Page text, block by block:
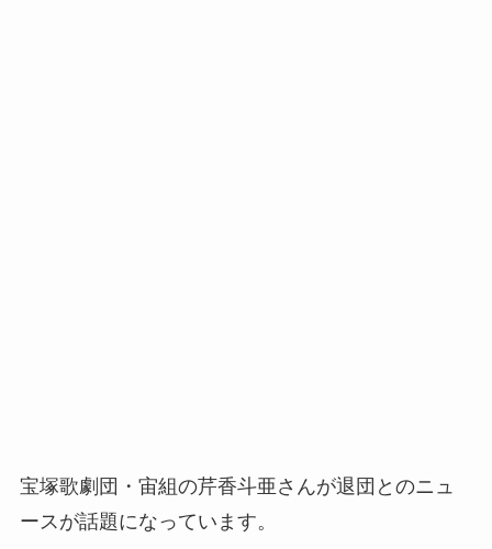
宝塚歌劇団・宙組の芹香斗亜さんが退団とのニュ
ースが話題になっています。